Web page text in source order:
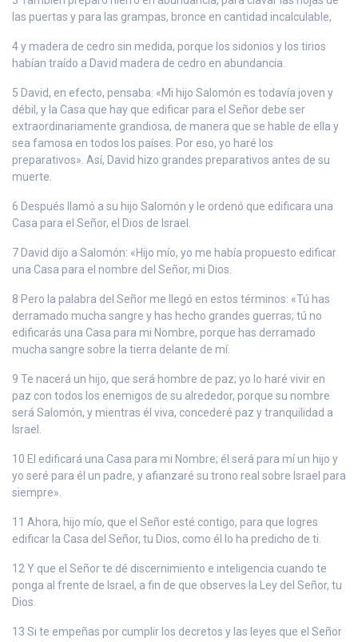
las puertas y para las grampas, bronce en cantidad incalculable,
4 y madera de cedro sin medida, porque los sidonios y los tirios
habían traído a David madera de cedro en abundancia.
5 David, en efecto, pensaba: «Mi hijo Salomón es todavía joven y
débil, y la Casa que hay que edificar para el Señor debe ser
extraordinariamente grandiosa, de manera que se hable de ella y
sea famosa en todos los países. Por eso, yo haré los
preparativos». Así, David hizo grandes preparativos antes de su
muerte.
6 Después llamó a su hijo Salomón y le ordenó que edificara una
Casa para el Señor, el Dios de Israel.
7 David dijo a Salomón: «Hijo mío, yo me había propuesto edificar
una Casa para el nombre del Señor, mi Dios.
8 Pero la palabra del Señor me llegó en estos términos: «Tú has
derramado mucha sangre y has hecho grandes guerras; tú no
edificarás una Casa para mi Nombre, porque has derramado
mucha sangre sobre la tierra delante de mí.
9 Te nacerá un hijo, que será hombre de paz; yo lo haré vivir en
paz con todos los enemigos de su alrededor, porque su nombre
será Salomón, y mientras él viva, concederé paz y tranquilidad a
Israel.
10 El edificará una Casa para mi Nombre; él será para mí un hijo y
yo seré para él un padre, y afianzaré su trono real sobre Israel para
siempre».
11 Ahora, hijo mío, que el Señor esté contigo, para que logres
edificar la Casa del Señor, tu Dios, como él lo ha predicho de ti.
12 Y que el Señor te dé discernimiento e inteligencia cuando te
ponga al frente de Israel, a fin de que observes la Ley del Señor, tu
Dios.
13 Si te empeñas por cumplir los decretos y las leyes que el Señor